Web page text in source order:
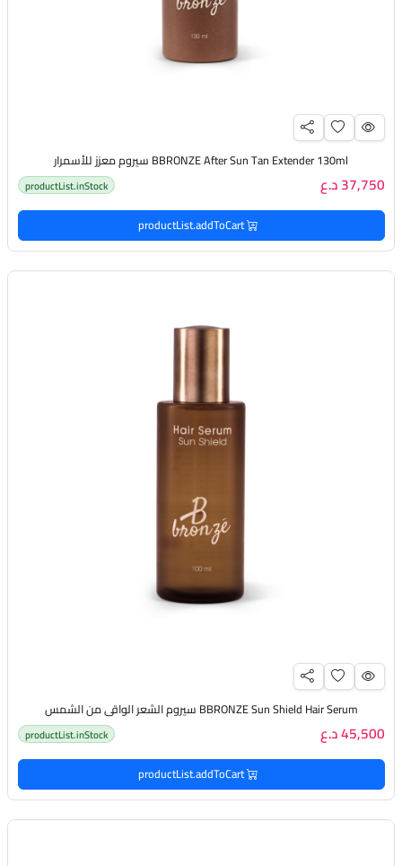
BBRONZE After Sun Tan Extender 130ml سيروم معزز للأسمرار
37,750 د.ع productList.inStock
productList.addToCart
BBRONZE Sun Shield Hair Serum سيروم الشعر الواقي من الشمس
45,500 د.ع productList.inStock
productList.addToCart